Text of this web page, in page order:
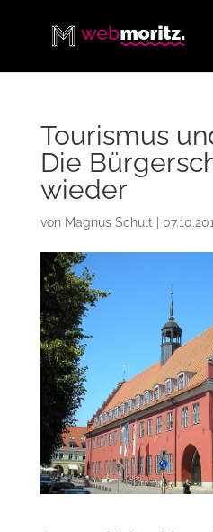
Tourismus
Die
wieder
von Magnus Schult